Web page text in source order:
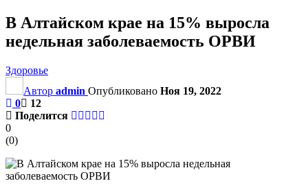
В Алтайском крае на 15% выросла
недельная заболеваемость ОРВИ
Здоровье
Автор admin Опубликовано Ноя 19, 2022
0
12
Поделится
0
(0)